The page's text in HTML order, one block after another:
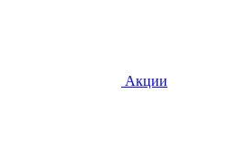
Акции